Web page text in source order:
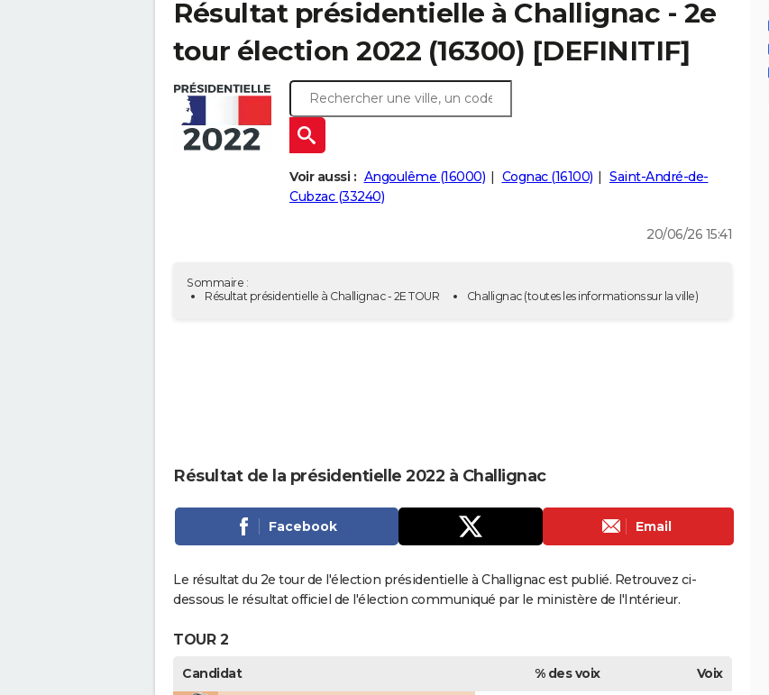
Résultat présidentielle à Challignac - 2e
tour élection 2022 (16300) [DEFINITIF]
Voir aussi : Angoulême (16000) Cognac (16100)
Saint-André-de-
Cubzac (33240)
20/06/26 15:41
Sommaire :
Résultat présidentielle à Challignac - 2E TOUR
Challignac(toutes les informations sur la ville)
Résultat de la présidentielle 2022 à Challignac
Facebook Email
Le résultat du 2e tour de l'élection présidentielle à Challignac est publié. Retrouvez ci-
dessous le résultat officiel de l'élection communiqué par le ministère de l'Intérieur.
TOUR 2
Candidat % des voix
Voix